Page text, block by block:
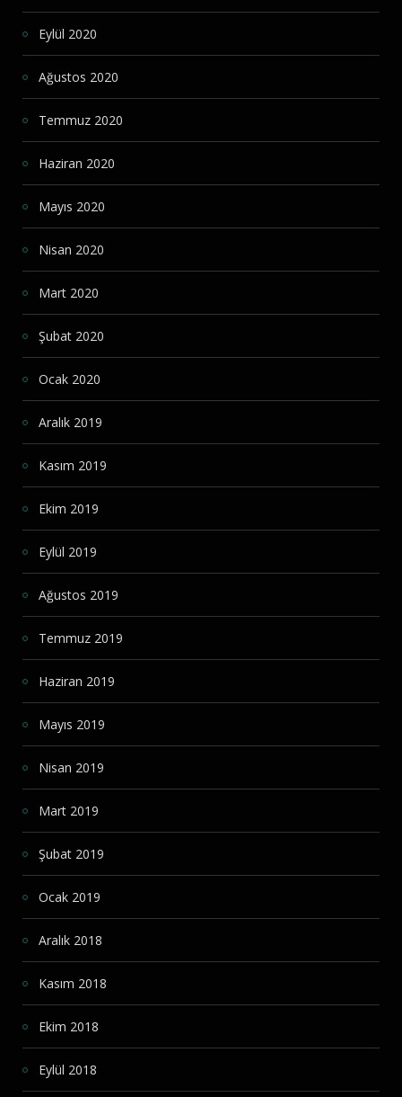
Eylül 2020
Ağustos 2020
Temmuz 2020
Haziran 2020
Mayıs 2020
Nisan 2020
Mart 2020
Şubat 2020
Ocak 2020
Aralık 2019
Kasım 2019
Ekim 2019
Eylül 2019
Ağustos 2019
Temmuz 2019
Haziran 2019
Mayıs 2019
Nisan 2019
Mart 2019
Şubat 2019
Ocak 2019
Aralık 2018
Kasım 2018
Ekim 2018
Eylül 2018